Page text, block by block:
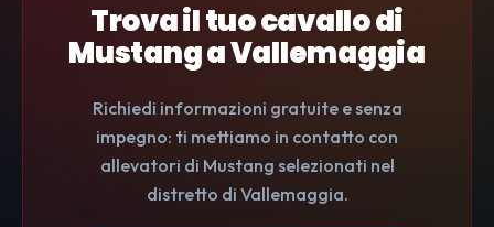
Trova il tuo cavallo di
Mustang a Vallemaggia
Richiedi informazioni gratuite e senza
impegno: ti mettiamo in contatto con
allevatori di Mustang selezionati nel
distretto di Vallemaggia.